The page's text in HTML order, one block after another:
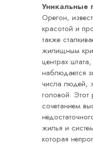
Уникальные
Орегон,
красотой и
также
жилищным
центрах
наблюдается
числа людей,
головой. Этот
сочетанием
жилья и
которая